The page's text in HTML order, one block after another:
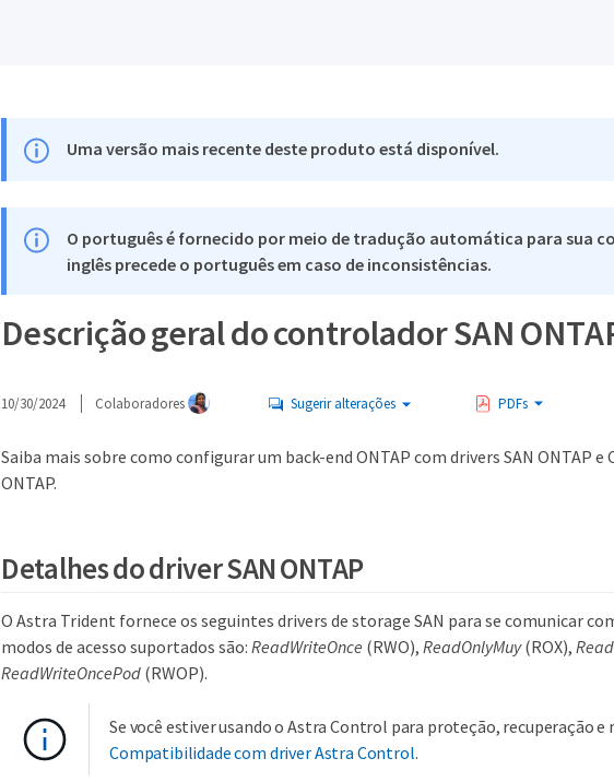
Uma versão mais recente deste produto está disponível.
O português é fornecido por meio de tradução automática para sua
inglês precede o português em caso de inconsistências.
Descrição geral do controlador SAN
10/30/2024 Colaboradores Sugerir alterações PDFs
Saiba mais sobre como configurar um back-end ONTAP com drivers SAN ONTAP e
ONTAP.
Detalhes do driver SAN ONTAP
O Astra Trident fornece os seguintes drivers de storage SAN para se comunicar
modos de acesso suportados são: ReadWriteOnce (RWO), ReadOnlyMuy(ROX),
ReadWriteOncePod (RWOP).
Se você estiver usando o Astra Control para proteção, recuperação e
Compatibilidade com driver Astra Control.